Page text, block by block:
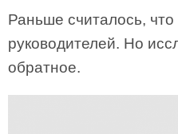
Раньше считалось,
руководителей. Но
обратное.